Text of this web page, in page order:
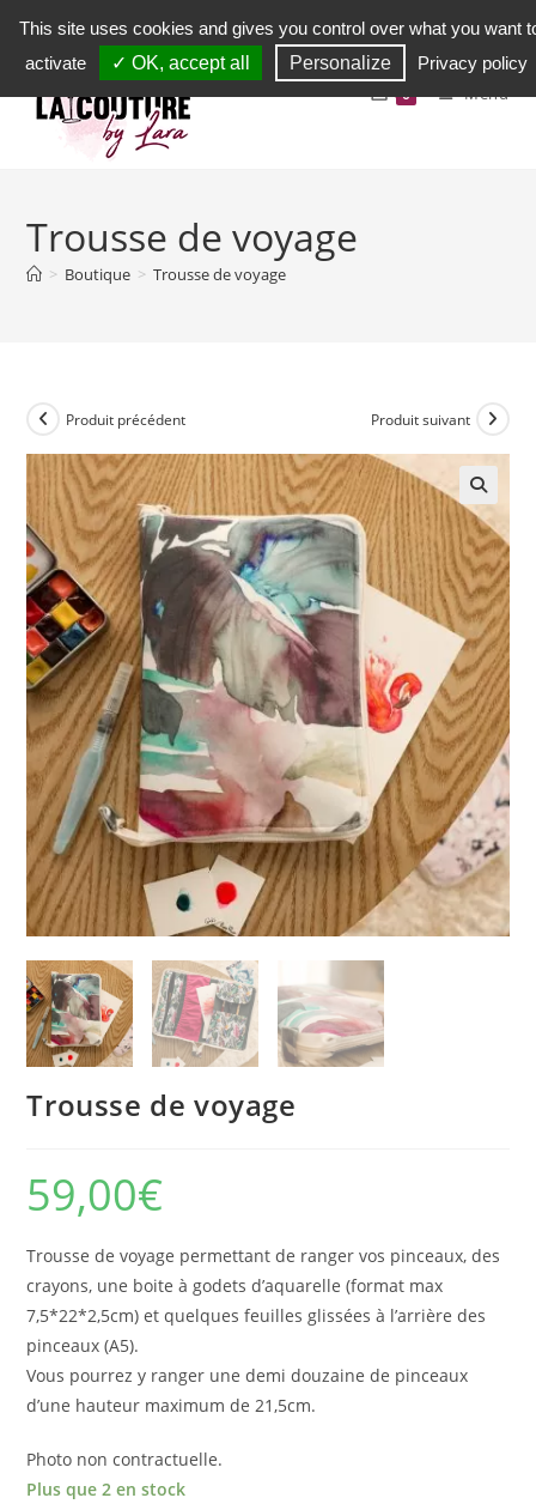
content
0 Menu
Trousse de voyage
> Boutique > Trousse de voyage
Produit précédent Produit suivant
🔍
Trousse de voyage
59,00€
Trousse de voyage permettant de ranger vos pinceaux, des
crayons, une boite à godets d’aquarelle (format max
7,5*22*2,5cm) et quelques feuilles glissées à l’arrière des
pinceaux (A5).
Vous pourrez y ranger une demi douzaine de pinceaux
d’une hauteur maximum de 21,5cm.
Photo non contractuelle.
Plus que 2 en stock
This site uses cookies and gives you control over what you want
activate
✓ OK, accept all Personalize Privacy policy